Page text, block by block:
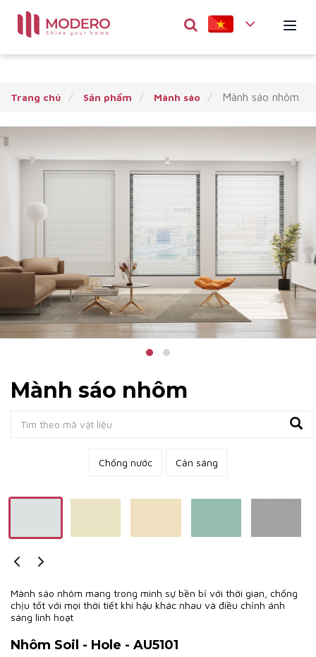
Trang chủ Sản phẩm Mành sáo Mành sáo nhôm
Mành sáo nhôm
Chống nước Cản sáng
Mành sáo nhôm mang trong mình sự bền bỉ với thời gian, chống
chịu tốt với mọi thời tiết khí hậu khác nhau và điều chỉnh ánh
sáng linh hoạt
Nhôm Soil - Hole - AU5101